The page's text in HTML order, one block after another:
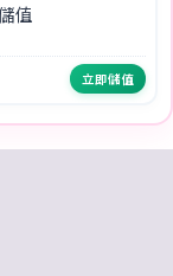
值
立即儲值